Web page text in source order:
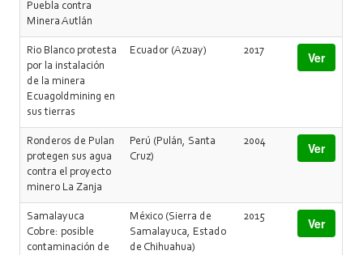
Puebla contra
Minera Autlán
Rio Blanco protesta
por la instalación
de la minera
Ecuagoldmining en
sus tierras
Ecuador (Azuay) 2017 Ver
Ronderos de Pulan
protegen sus agua
contra el proyecto
minero La Zanja
Perú (Pulán, Santa
Cruz)
2004 Ver
Samalayuca
Cobre: posible
contaminación de
México (Sierra de
Samalayuca, Estado
de Chihuahua)
2015 Ver